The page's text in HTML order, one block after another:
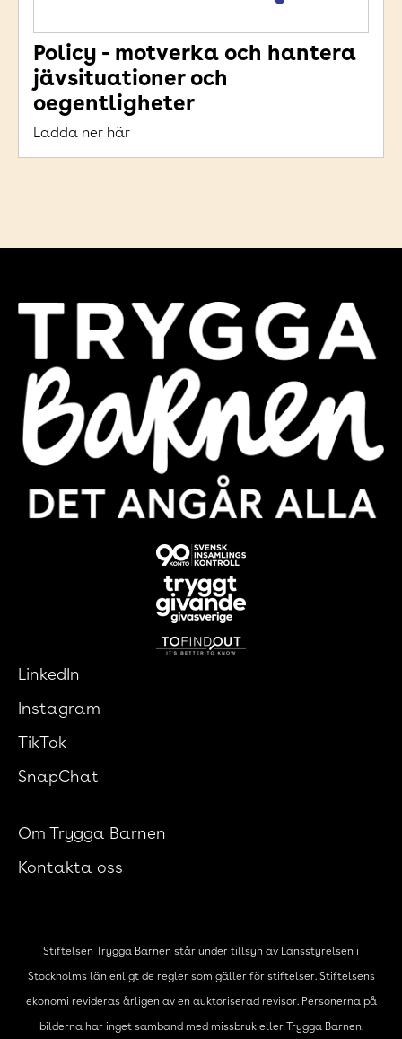
Policy - motverka och hantera
jävsituationer och
oegentligheter
Ladda ner här
LinkedIn
Instagram
TikTok
SnapChat
Om Trygga Barnen
Kontakta oss
Stiftelsen Trygga Barnen står under tillsyn av Länsstyrelsen i
Stockholms län enligt de regler som gäller för stiftelser. Stiftelsens
ekonomi revideras årligen av en auktoriserad revisor. Personerna på
bilderna har inget samband med missbruk eller Trygga Barnen.